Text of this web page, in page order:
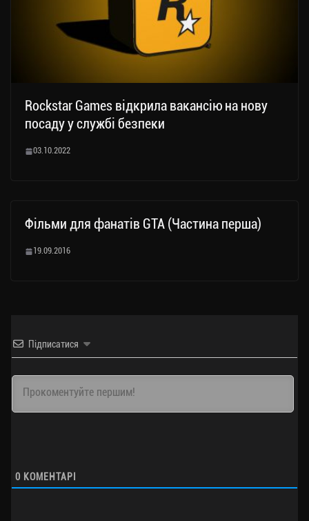
Rockstar Games відкрила вакансію на нову
посаду у службі безпеки
03.10.2022
Фільми для фанатів GTA (Частина перша)
19.09.2016
Підписатися
0 КОМЕНТАРІ